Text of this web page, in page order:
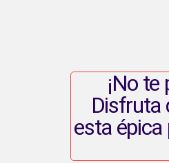
¡No
Disfruta
esta épica